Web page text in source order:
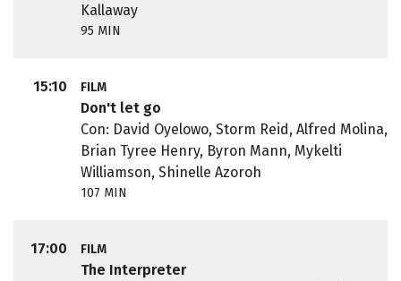
Kallaway
95 MIN
15:10 FILM
Don't let go
Con: David Oyelowo, Storm Reid, Alfred Molina,
Brian Tyree Henry, Byron Mann, Mykelti
Williamson, Shinelle Azoroh
107 MIN
17:00 FILM
The Interpreter